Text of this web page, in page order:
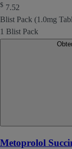
$ 7.52
Blist Pack (1.0mg
1 Blist Pack
Metoprolol